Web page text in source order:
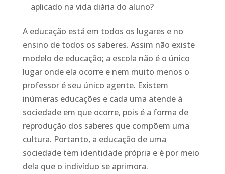
aplicado na vida diária do aluno?
A educação está em todos os lugares e no
ensino de todos os saberes. Assim não existe
modelo de educação; a escola não é o único
lugar onde ela ocorre e nem muito menos o
professor é seu único agente. Existem
inúmeras educações e cada uma atende à
sociedade em que ocorre, pois é a forma de
reprodução dos saberes que compõem uma
cultura. Portanto, a educação de uma
sociedade tem identidade própria e é por meio
dela que o indivíduo se aprimora.